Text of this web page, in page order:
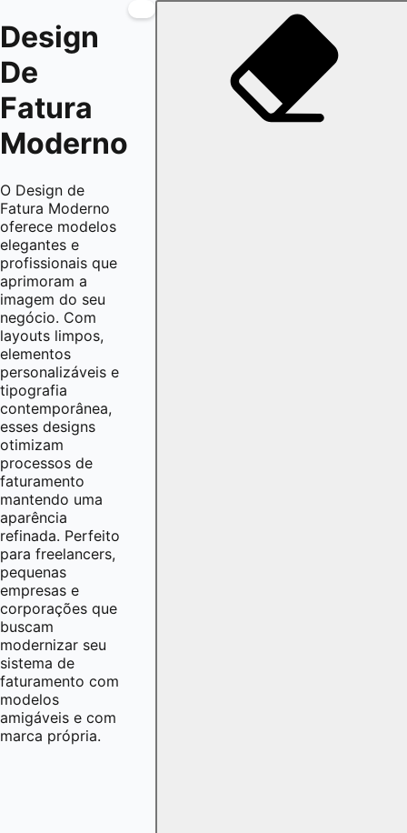
Design
De
Fatura
Moderno
O Design de
Fatura Moderno
oferece modelos
elegantes e
profissionais que
aprimoram a
imagem do seu
negócio. Com
layouts limpos,
elementos
personalizáveis e
tipografia
contemporânea,
esses designs
otimizam
processos de
faturamento
mantendo uma
aparência
refinada. Perfeito
para freelancers,
pequenas
empresas e
corporações que
buscam
modernizar seu
sistema de
faturamento com
modelos
amigáveis e com
marca própria.